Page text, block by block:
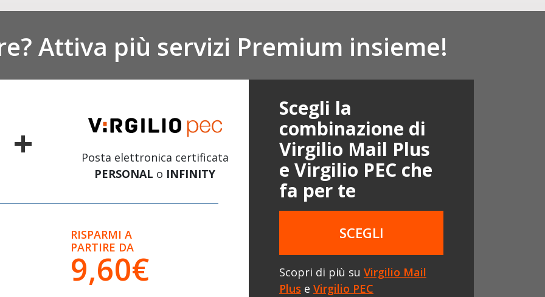
Attiva più servizi Premium insieme!
+
Posta elettronica certificata
PERSONAL o INFINITY
RISPARMI A
PARTIRE DA
9,60€
Scegli la
combinazione di
Virgilio Mail Plus
e Virgilio PEC che
fa per te
SCEGLI
Scopri di più su Virgilio Mail
Plus e Virgilio PEC